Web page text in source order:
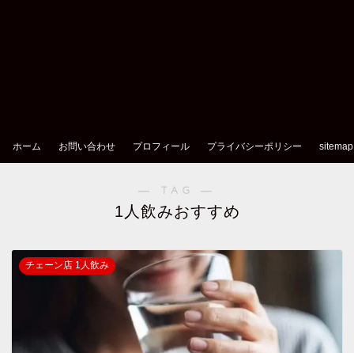
ホーム お問い合わせ プロフィール プライバシーポリシー sitemap
― TAG ―
1人飲みおすすめ
チェーン店 1人飲み